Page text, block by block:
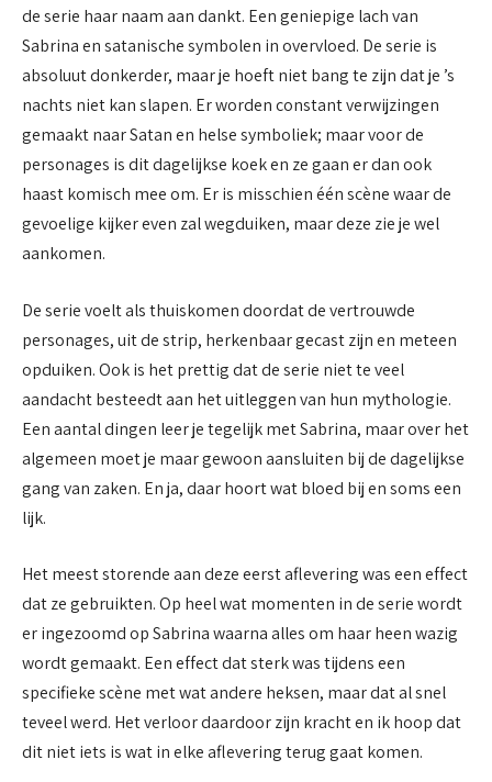
de serie haar naam aan dankt. Een geniepige lach van
Sabrina en satanische symbolen in overvloed. De serie is
absoluut donkerder, maar je hoeft niet bang te zijn dat je ’s
nachts niet kan slapen. Er worden constant verwijzingen
gemaakt naar Satan en helse symboliek; maar voor de
personages is dit dagelijkse koek en ze gaan er dan ook
haast komisch mee om. Er is misschien één scène waar de
gevoelige kijker even zal wegduiken, maar deze zie je wel
aankomen.
De serie voelt als thuiskomen doordat de vertrouwde
personages, uit de strip, herkenbaar gecast zijn en meteen
opduiken. Ook is het prettig dat de serie niet te veel
aandacht besteedt aan het uitleggen van hun mythologie.
Een aantal dingen leer je tegelijk met Sabrina, maar over het
algemeen moet je maar gewoon aansluiten bij de dagelijkse
gang van zaken. En ja, daar hoort wat bloed bij en soms een
lijk.
Het meest storende aan deze eerst aflevering was een effect
dat ze gebruikten. Op heel wat momenten in de serie wordt
er ingezoomd op Sabrina waarna alles om haar heen wazig
wordt gemaakt. Een effect dat sterk was tijdens een
specifieke scène met wat andere heksen, maar dat al snel
teveel werd. Het verloor daardoor zijn kracht en ik hoop dat
dit niet iets is wat in elke aflevering terug gaat komen.